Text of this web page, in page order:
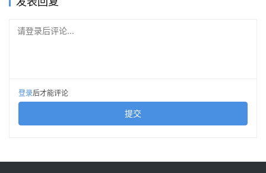
是時候進行不同的內在對話了。 Web3有些人不再問如何發
的系統？加密貨幣能否成為可行的資產，並不取決於有多
就知道了。 索薩那這是一個探索以治理驅動的發現、認同
關聯的參與和社區為基礎的問責機制為核心模式的計畫。其
法，從而從根本上降低發現新代幣和專案的難度。
请登录后评论...
登录后才能评论
提交